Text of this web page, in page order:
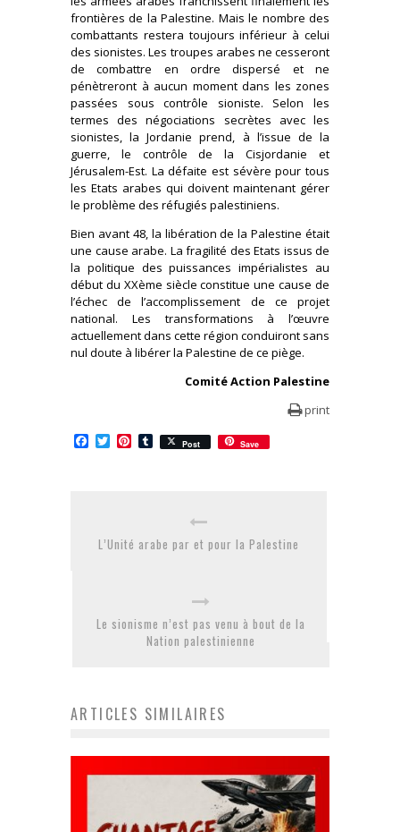
frontières de la Palestine. Mais le nombre des
combattants restera toujours inférieur à celui
des sionistes. Les troupes arabes ne cesseront
de combattre en ordre dispersé et ne
pénètreront à aucun moment dans les zones
passées sous contrôle sioniste. Selon les
termes des négociations secrètes avec les
sionistes, la Jordanie prend, à l’issue de la
guerre, le contrôle de la Cisjordanie et
Jérusalem-Est. La défaite est sévère pour tous
les Etats arabes qui doivent maintenant gérer
le problème des réfugiés palestiniens.
Bien avant 48, la libération de la Palestine était
une cause arabe. La fragilité des Etats issus de
la politique des puissances impérialistes au
début du XXème siècle constitue une cause de
l’échec de l’accomplissement de ce projet
national. Les transformations à l’œuvre
actuellement dans cette région conduiront sans
nul doute à libérer la Palestine de ce piège.
Comité Action Palestine
print
Facebook
TwitterPinterest
Tumblr
Post Save
L’Unité arabe par et pour la Palestine
Le sionisme n’est pas venu à bout de la
Nation palestinienne
ARTICLES SIMILAIRES